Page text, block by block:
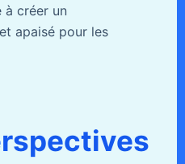
à créer un
apaisé pour les